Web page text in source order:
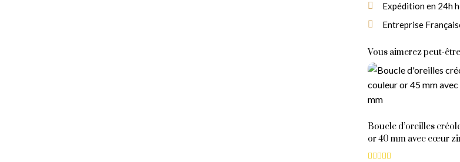
À partir de
Expédition en 24h
Entreprise
Vous aimerez peut-
Boucle d’oreilles
or 40 mm avec cœur